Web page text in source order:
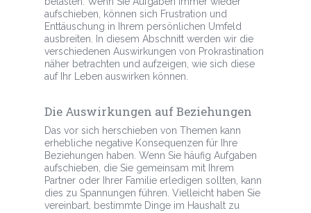
aufschieben, können sich Frustration und
Enttäuschung in Ihrem persönlichen Umfeld
ausbreiten. In diesem Abschnitt werden wir die
verschiedenen Auswirkungen von Prokrastination
näher betrachten und aufzeigen, wie sich diese
auf Ihr Leben auswirken können.
Die Auswirkungen auf Beziehungen
Das vor sich herschieben von Themen kann
erhebliche negative Konsequenzen für Ihre
Beziehungen haben. Wenn Sie häufig Aufgaben
aufschieben, die Sie gemeinsam mit Ihrem
Partner oder Ihrer Familie erledigen sollten, kann
dies zu Spannungen führen. Vielleicht haben Sie
vereinbart, bestimmte Dinge im Haushalt zu